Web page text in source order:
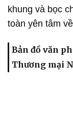
khung và bọc
toàn yên tâm
Bản đồ văn
Thương mại